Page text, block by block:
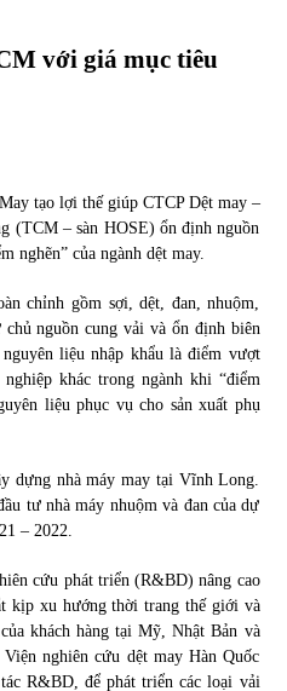
với giá mục tiêu
tạo lợi thế giúp CTCP Dệt may –
(TCM – sàn HOSE) ổn định nguồn
nghẽn” của ngành dệt may.
chỉnh gồm sợi, dệt, đan, nhuộm,
nguồn cung vải và ổn định biên
liệu nhập khẩu là điểm vượt
khác trong ngành khi “điểm
liệu phục vụ cho sản xuất phụ
dựng nhà máy may tại Vĩnh Long.
tư nhà máy nhuộm và đan của dự
– 2022.
cứu phát triển (R&BD) nâng cao
kịp xu hướng thời trang thế giới và
khách hàng tại Mỹ, Nhật Bản và
nghiên cứu dệt may Hàn Quốc
R&BD, để phát triển các loại vải